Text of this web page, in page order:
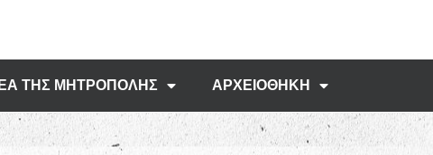
ΤΗΣ ΜΗΤΡΟΠΟΛΗΣ ΑΡΧΕΙΟΘΗΚΗ